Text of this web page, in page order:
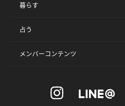
暮らす
占う
メンバーコンテンツ